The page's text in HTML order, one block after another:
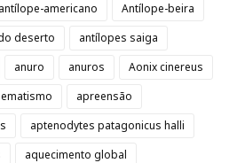
antílope-americano
Antílope-beira
deserto
antílopes saiga
anuro anuros
Aonix cinereus
apreensão
aptenodytes patagonicus halli
aquecimento global